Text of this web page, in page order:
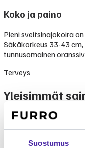
Suostumus
Koko ja paino
Pieni sveitsinajokoira
Säkäkorkeus 33-43
tunnusomainen
Terveys
Yleisimmät
Pieni sveitsinajokoira
Suomessa rodulla ei